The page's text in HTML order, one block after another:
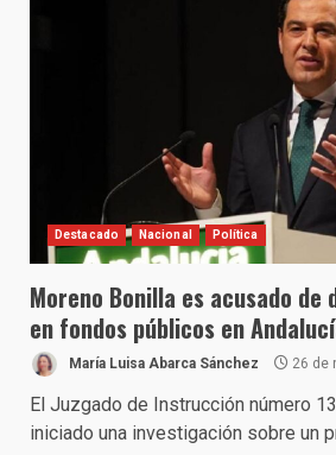
Destacado Nacional Política
Moreno Bonilla es acusado de
en fondos públicos en
María Luisa Abarca Sánchez 26 de
El Juzgado de Instrucción número
iniciado una investigación sobre un